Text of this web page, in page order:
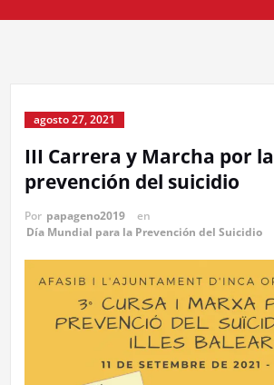
agosto 27, 2021
III Carrera y Marcha por la
prevención del suicidio
Por papageno2019
en
Día Mundial para la Prevención del Suicidio